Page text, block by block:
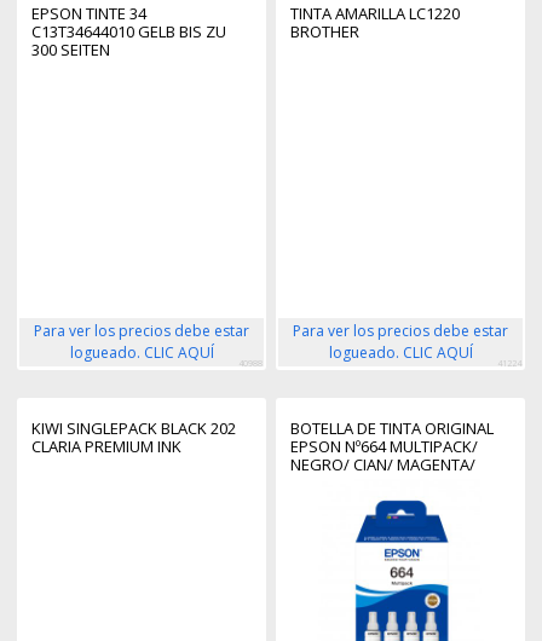
EPSON TINTE 34
C13T34644010 GELB BIS ZU
300 SEITEN
Para ver los precios debe estar
logueado. CLIC AQUÍ
40988
TINTA AMARILLA LC1220
BROTHER
Para ver los precios debe estar
logueado. CLIC AQUÍ
41224
KIWI SINGLEPACK BLACK 202
CLARIA PREMIUM INK
BOTELLA DE TINTA ORIGINAL
EPSON Nº664 MULTIPACK/
NEGRO/ CIAN/ MAGENTA/